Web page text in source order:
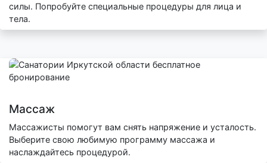
силы. Попробуйте специальные процедуры для лица и
тела.
Массаж
Массажисты помогут вам снять напряжение и усталость.
Выберите свою любимую программу массажа и
наслаждайтесь процедурой.